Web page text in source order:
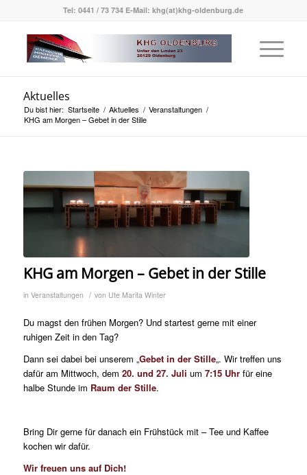
Tel: 0441 / 73 734 E-Mail: khg(at)khg-oldenburg.de
Aktuelles
Du bist hier: Startseite / Aktuelles / Veranstaltungen /
KHG am Morgen – Gebet in der Stille
KHG am Morgen – Gebet in der Stille
in Veranstaltungen / von Ute Marita Winter
Du magst den frühen Morgen? Und startest gerne mit einer
ruhigen Zeit in den Tag?
Dann sei dabei bei unserem „Gebet in der Stille„. Wir treffen uns
dafür am Mittwoch, dem 20. und 27. Juli um 7:15 Uhrfür eine
halbe Stunde im Raum der Stille.
Bring Dir gerne für danach ein Frühstück mit – Tee und Kaffee
kochen wir dafür.
Wir freuen uns auf Dich!